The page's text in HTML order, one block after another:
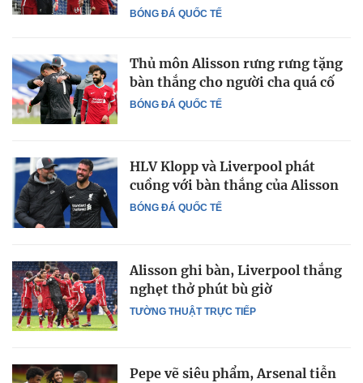
BÓNG ĐÁ QUỐC TẾ
BÓNG ĐÁ QUỐC TẾ
Thủ môn Alisson rưng rưng tặng
bàn thắng cho người cha quá cố
BÓNG ĐÁ QUỐC TẾ
HLV Klopp và Liverpool phát
cuồng với bàn thắng của Alisson
TƯỜNG THUẬT TRỰC TIẾP
Alisson ghi bàn, Liverpool thắng
nghẹt thở phút bù giờ
Pepe vẽ siêu phẩm, Arsenal tiễn